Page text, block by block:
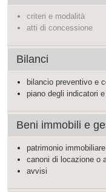
criteri e modalità
atti di concessione
Bilanci
bilancio preventivo e
piano degli indicatori
Beni immobili e
patrimonio immobiliare
canoni di locazione o
avvisi